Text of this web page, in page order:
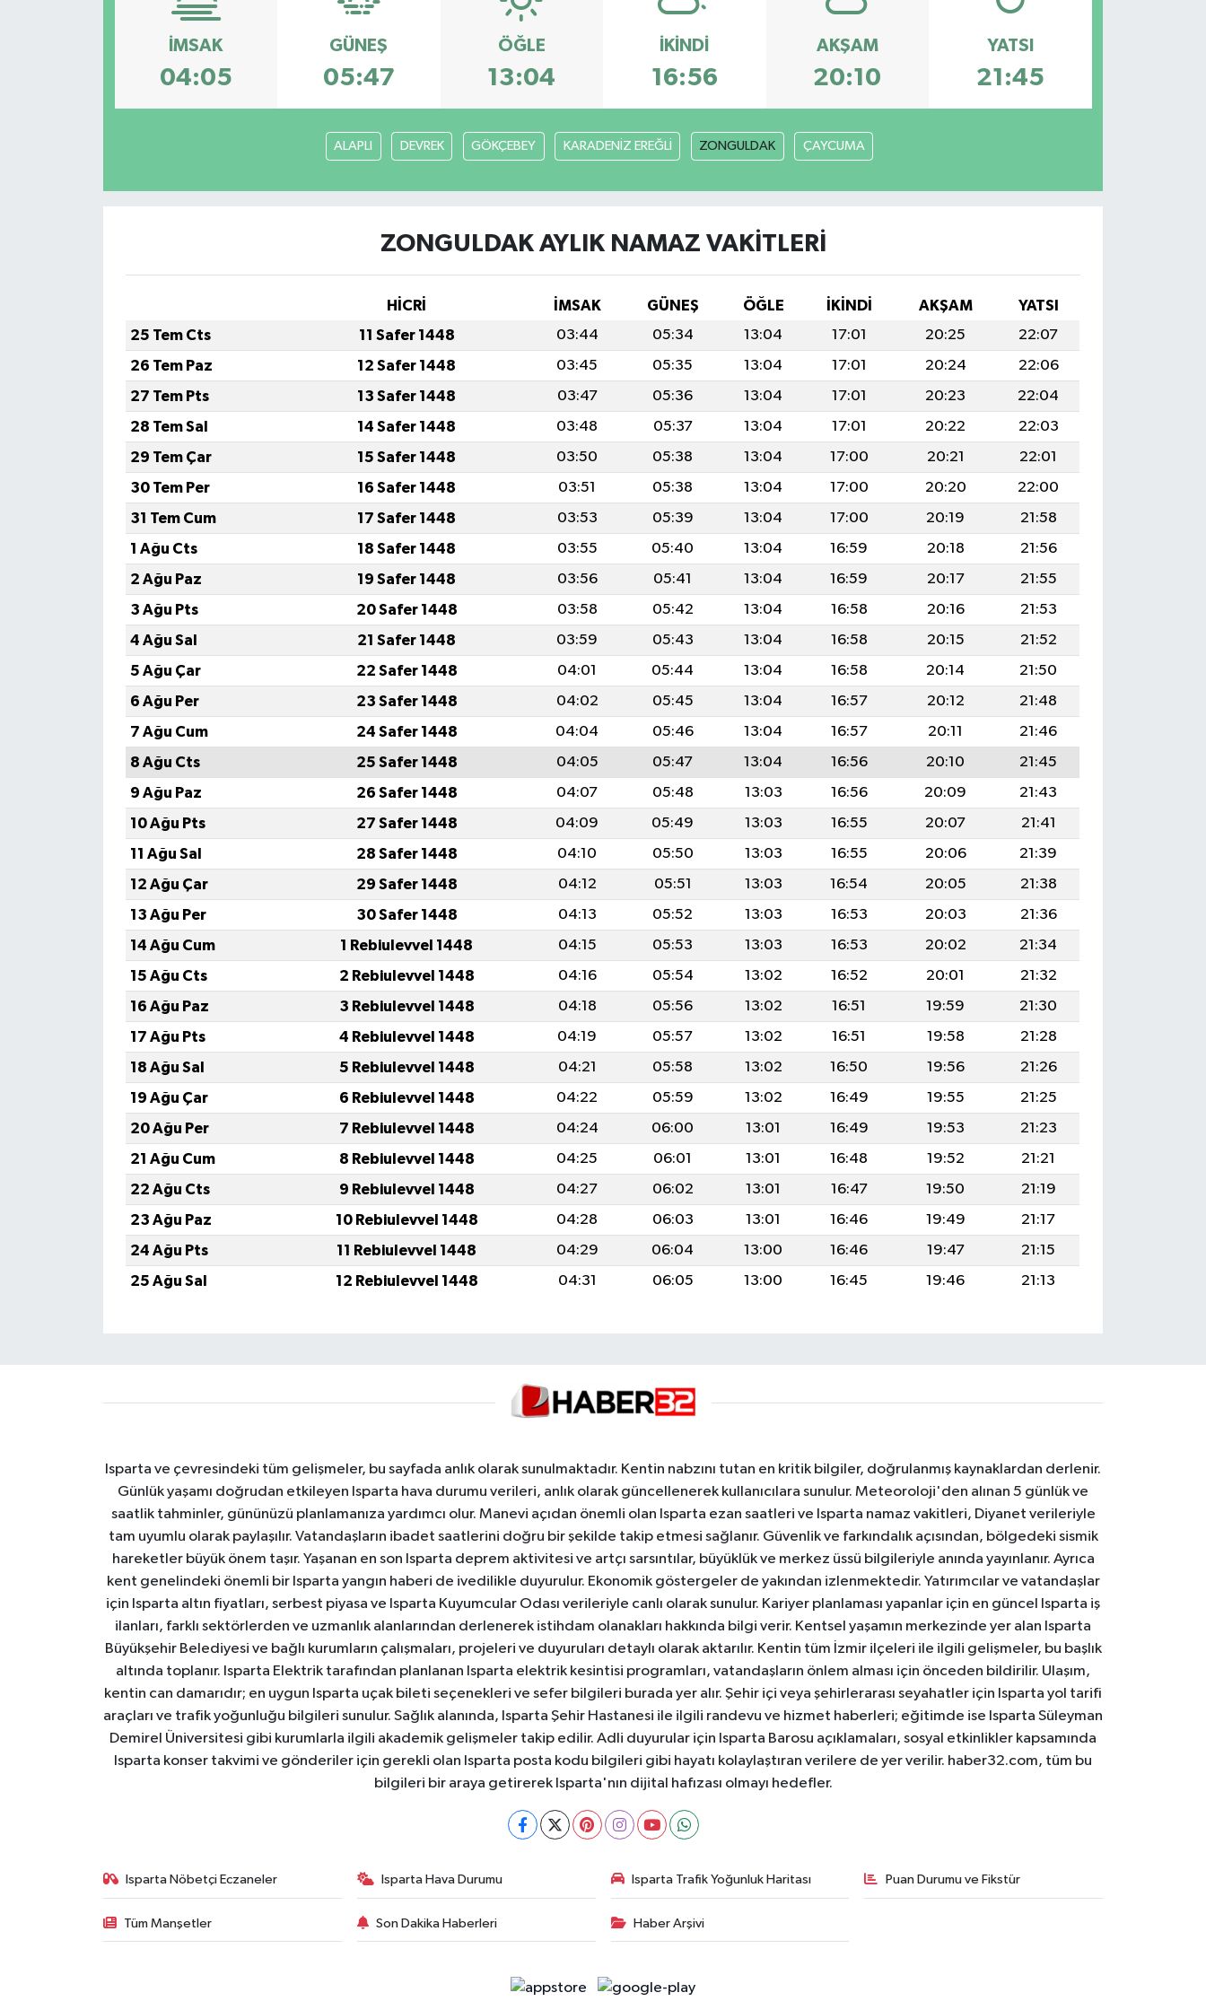
İMSAK
04:05
GÜNEŞ
05:47
ÖĞLE
13:04
İKINDI
16:56
AKŞAM
20:10
YATSI
21:45
ALAPLI DEVREK GÖKÇEBEY KARADENİZ EREĞLİ ZONGULDAK ÇAYCUMA
ZONGULDAK AYLIK NAMAZ VAKITLERI
HİCRİ İMSAK GÜNEŞ ÖĞLE İKINDI AKŞAM
YATSI
25 Tem Cts
11 Safer 1448 03:44 05:34 13:04 17:01 20:25
22:07
26 Tem Paz
12 Safer 1448 03:45 05:35 13:04 17:01 20:24
22:06
27 Tem Pts
13 Safer 1448 03:47 05:36 13:04 17:01 20:23
22:04
28 Tem Sal
14 Safer 1448 03:48 05:37 13:04 17:01 20:22
22:03
29 Tem Çar
15 Safer 1448 03:50 05:38 13:04 17:00 20:21
22:01
30 Tem Per
16 Safer 1448 03:51 05:38 13:04 17:00 20:20
22:00
31 Tem Cum
17 Safer 1448 03:53 05:39 13:04 17:00 20:19
21:58
1 Ağu Cts
18 Safer 1448 03:55 05:40 13:04 16:59 20:18
21:56
2 Ağu Paz
19 Safer 1448 03:56 05:41 13:04 16:59 20:17
21:55
3 Ağu Pts
20 Safer 1448 03:58 05:42 13:04 16:58 20:16
21:53
4 Ağu Sal
21 Safer 1448 03:59 05:43 13:04 16:58 20:15
21:52
5 Ağu Çar
22 Safer 1448 04:01 05:44 13:04 16:58 20:14
21:50
6 Ağu Per
23 Safer 1448 04:02 05:45 13:04 16:57 20:12
21:48
7 Ağu Cum
24 Safer 1448 04:04 05:46 13:04 16:57 20:11
21:46
8 Ağu Cts
25 Safer 1448 04:05 05:47 13:04 16:56 20:10
21:45
9 Ağu Paz
26 Safer 1448 04:07 05:48 13:03 16:56 20:09
21:43
10 Ağu Pts
27 Safer 1448 04:09 05:49 13:03 16:55 20:07
21:41
11 Ağu Sal
28 Safer 1448 04:10 05:50 13:03 16:55 20:06
21:39
12 Ağu Çar
29 Safer 1448 04:12 05:51 13:03 16:54 20:05
21:38
13 Ağu Per
30 Safer 1448 04:13 05:52 13:03 16:53 20:03
21:36
14 Ağu Cum
1 Rebiulevvel 1448 04:15 05:53 13:03 16:53 20:02
21:34
15 Ağu Cts
2 Rebiulevvel 1448 04:16 05:54 13:02 16:52 20:01
21:32
16 Ağu Paz
3 Rebiulevvel 1448 04:18 05:56 13:02 16:51 19:59
21:30
17 Ağu Pts
4 Rebiulevvel 1448 04:19 05:57 13:02 16:51 19:58
21:28
18 Ağu Sal
5 Rebiulevvel 1448 04:21 05:58 13:02 16:50 19:56
21:26
19 Ağu Çar
6 Rebiulevvel 1448 04:22 05:59 13:02 16:49 19:55
21:25
20 Ağu Per
7 Rebiulevvel 1448 04:24 06:00 13:01 16:49 19:53
21:23
21 Ağu Cum
8 Rebiulevvel 1448 04:25 06:01 13:01 16:48 19:52
21:21
22 Ağu Cts
9 Rebiulevvel 1448 04:27 06:02 13:01 16:47 19:50
21:19
23 Ağu Paz
10 Rebiulevvel 1448 04:28 06:03 13:01 16:46 19:49
21:17
24 Ağu Pts
11 Rebiulevvel 1448 04:29 06:04 13:00 16:46 19:47
21:15
25 Ağu Sal
12 Rebiulevvel 1448 04:31 06:05 13:00 16:45 19:46 21:13
Isparta ve çevresindeki tüm gelişmeler, bu sayfada anlık olarak sunulmaktadır. Kentin nabzını tutan en kritik bilgiler, doğrulanmış kaynaklardan derlenir.
Günlük yaşamı doğrudan etkileyen Isparta hava durumu verileri, anlık olarak güncellenerek kullanıcılara sunulur. Meteoroloji'den alınan 5 günlük ve
saatlik tahminler, gününüzü planlamanıza yardımcı olur. Manevi açıdan önemli olan Isparta ezan saatleri ve Isparta namaz vakitleri, Diyanet verileriyle
tam uyumlu olarak paylaşılır. Vatandaşların ibadet saatlerini doğru bir şekilde takip etmesi sağlanır. Güvenlik ve farkındalık açısından, bölgedeki sismik
hareketler büyük önem taşır. Yaşanan en son Isparta deprem aktivitesi ve artçı sarsıntılar, büyüklük ve merkez üssü bilgileriyle anında yayınlanır. Ayrıca
kent genelindeki önemli bir Isparta yangın haberi de ivedilikle duyurulur. Ekonomik göstergeler de yakından izlenmektedir. Yatırımcılar ve vatandaşlar
için Isparta altın fiyatları, serbest piyasa ve Isparta Kuyumcular Odası verileriyle canlı olarak sunulur. Kariyer planlaması yapanlar için en güncel Isparta iş
ilanları, farklı sektörlerden ve uzmanlık alanlarından derlenerek istihdam olanakları hakkında bilgi verir. Kentsel yaşamın merkezinde yer alan Isparta
Büyükşehir Belediyesi ve bağlı kurumların çalışmaları, projeleri ve duyuruları detaylı olarak aktarılır. Kentin tüm İzmir ilçeleri ile ilgili gelişmeler, bu başlık
altında toplanır. Isparta Elektrik tarafından planlanan Isparta elektrik kesintisi programları, vatandaşların önlem alması için önceden bildirilir. Ulaşım,
kentin can damarıdır; en uygun Isparta uçak bileti seçenekleri ve sefer bilgileri burada yer alır. Şehir içi veya şehirlerarası seyahatler için Isparta yol tarifi
araçları ve trafik yoğunluğu bilgileri sunulur. Sağlık alanında, Isparta Şehir Hastanesi ile ilgili randevu ve hizmet haberleri; eğitimde ise Isparta Süleyman
Demirel Üniversitesi gibi kurumlarla ilgili akademik gelişmeler takip edilir. Adli duyurular için Isparta Barosu açıklamaları, sosyal etkinlikler kapsamında
Isparta konser takvimi ve gönderiler için gerekli olan Isparta posta kodu bilgileri gibi hayatı kolaylaştıran verilere de yer verilir. haber32.com, tüm bu
bilgileri bir araya getirerek Isparta'nın dijital hafızası olmayı hedefler.
Isparta Nöbetçi Eczaneler Isparta Hava Durumu Isparta Trafik Yoğunluk Haritası Puan Durumu ve Fikstür
Tüm Manşetler Son Dakika Haberleri Haber Arşivi
HABERDE İNSAN
Tarihi Yapılarımız